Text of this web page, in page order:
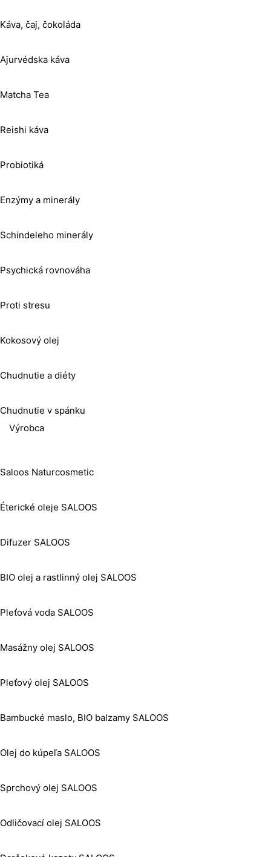
Káva, čaj, čokoláda
Ajurvédska káva
Matcha Tea
Reishi káva
Probiotiká
Enzýmy a minerály
Schindeleho minerály
Psychická rovnováha
Proti stresu
Kokosový olej
Chudnutie a diéty
Chudnutie v spánku
Výrobca
Saloos Naturcosmetic
Éterické oleje SALOOS
Difuzer SALOOS
BIO olej a rastlinný olej SALOOS
Pleťová voda SALOOS
Masážny olej SALOOS
Pleťový olej SALOOS
Bambucké maslo, BIO balzamy SALOOS
Olej do kúpeľa SALOOS
Sprchový olej SALOOS
Odličovací olej SALOOS